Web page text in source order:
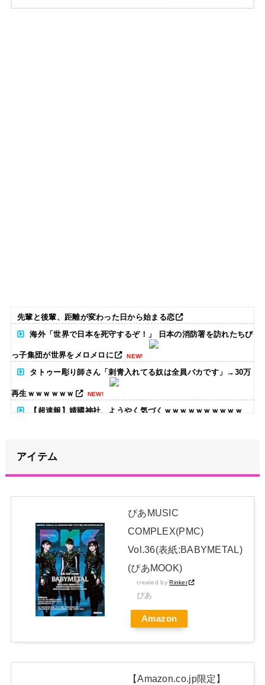
先輩と後輩、距離が変わった日から始まる恋
海外「世界で日本を死守するぞ！」 日本の消防署を訪れたちび
っ子集団が世界をメロメロに NEW!
タトゥー彫り師さん「刺青入れてる奴は全員バカです」→30万
再生ｗｗｗｗｗｗ NEW!
【超速報】靖國神社、ようやく気づくｗｗｗｗｗｗｗｗｗｗ
夏休みの午前中にやってたアニメと言えば
小島大河 .258(213-55) 5本 22打点 OPS.649 ←新人王の可能性
まだある？ NEW!
ライブ終わりのばぶにゃぎとれんたんが可愛すぎる！！！【乃
木坂46】 NEW!
日本独自企画・限定生産盤「METAL FORTH (DELUXE
JAPAN EDITION)」着弾
【BABYMETAL】METAL FORTH DELUXE JAPAN EDITION
開封レビュー!
アイテム
ぴあMUSIC
COMPLEX(PMC)
Vol.36(表紙:BABYMETAL)
(ぴあMOOK)
created by Rinker
ぴあ
Amazon
【Amazon.co.jp限定】